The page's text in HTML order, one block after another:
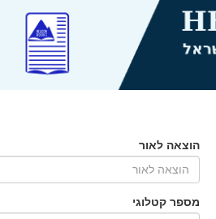
הוצאה לאור
מספר קטלוגי